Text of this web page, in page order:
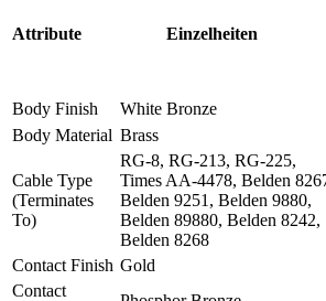
Attribute Einzelheiten
Body Finish
White Bronze
Body Material Brass
Cable Type
(Terminates
To)
RG-8, RG-213, RG-225,
Times AA-4478, Belden
Belden 9251, Belden 9880,
Belden 89880, Belden 8242,
Belden 8268
Contact Finish Gold
Contact